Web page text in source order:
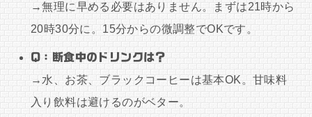
→無理に早める必要はありません。まずは21時から
20時30分に。15分からの微調整でOKです。
Q：断食中のドリンクは？
→水、お茶、ブラックコーヒーは基本OK。甘味料
入り飲料は避けるのがベター。